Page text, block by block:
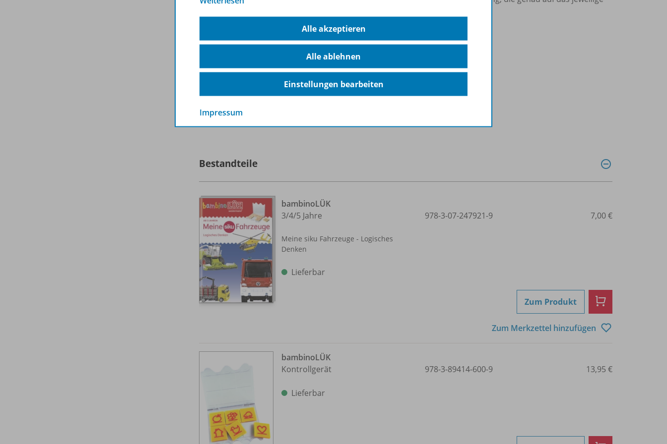
Fördert Konzentration, logisches Denken und Wahrnehmung
Stärkt Feinmotorik
Selbstständiges Lernen mit direkter Selbstkontrolle
Große Auswahl an Übungsheften für verschiedene Altersstufen
Mit bambinoLÜK Kinder spielerisch fördern.
Erfahren Sie mehr über die Reihe
Bestandteile
bambinoLÜK
3/4/5 Jahre
Meine siku Fahrzeuge - Logisches
Denken
Lieferbar
978-3-07-247921-9 7,00 €
Zum Produkt
Zum Merkzettel hinzufügen
bambinoLÜK
Kontrollgerät
Lieferbar
978-3-89414-600-9 13,95 €
Alle akzeptieren
Alle ablehnen
Einstellungen bearbeiten
Impressum